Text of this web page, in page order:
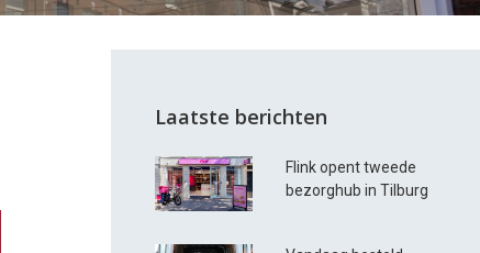
Laatste berichten
Flink opent tweede
bezorghub in Tilburg